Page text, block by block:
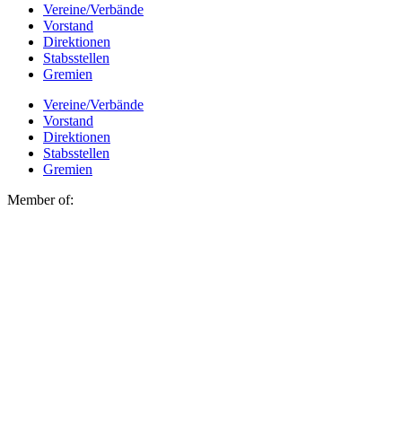
Vereine/Verbände
Vorstand
Direktionen
Stabsstellen
Gremien
Vereine/Verbände
Vorstand
Direktionen
Stabsstellen
Gremien
Member of: